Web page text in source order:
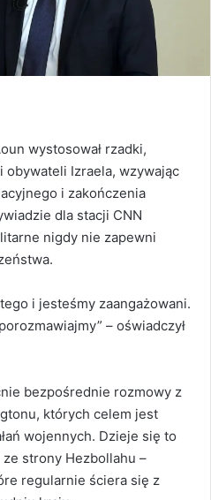
wystosował rzadki,
obywateli Izraela, wzywając
i zakończenia
dla stacji CNN
nigdy nie zapewni
i jesteśmy zaangażowani.
– oświadczył
bezpośrednie rozmowy z
których celem jest
wojennych. Dzieje się to
strony Hezbollahu –
regularnie ściera się z